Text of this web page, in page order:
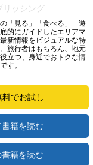
リッシング
「見る」「食べる」「遊
的にガイドしたエリアマ
新情報をビジュアルな特
旅行者はもちろん、地元
立つ、身近でおトクな情
す。
でお試し
籍を読む
籍を読む